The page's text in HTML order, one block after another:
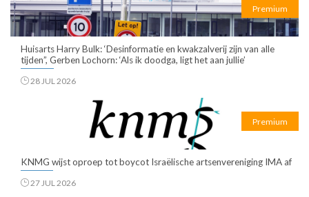
Premium
Huisarts Harry Bulk: ‘Desinformatie en kwakzalverij zijn van alle
tijden”, Gerben Lochorn: ‘Als ik doodga, ligt het aan jullie’
28 JUL 2026
Premium
KNMG wijst oproep tot boycot Israëlische artsenvereniging IMA af
27 JUL 2026